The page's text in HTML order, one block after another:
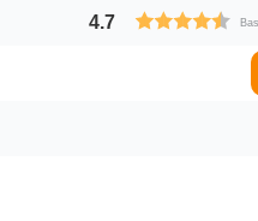
4.7